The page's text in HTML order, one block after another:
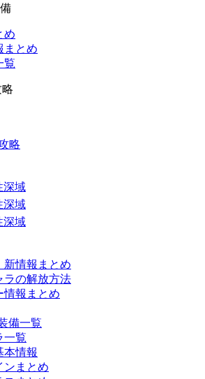
め
まとめ
覧
略
深域
深域
深域
新情報まとめ
ラの解放方法
情報まとめ
備一覧
一覧
本情報
ンまとめ